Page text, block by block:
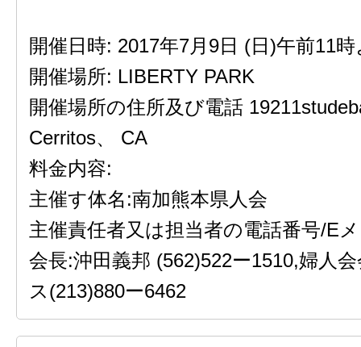
開催日時: 2017年7月9日 (日)午前11
開催場所: LIBERTY PARK
開催場所の住所及び電話
Cerritos、 CA
料金内容:
主催す体名:南加熊本県人会
主催責任者又は担当者の電話番号/E
会長:沖田義邦 (562)522ー1510,婦人
ス(213)880ー6462